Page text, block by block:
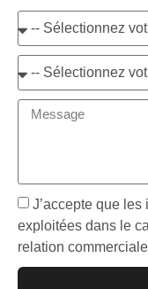
J’accepte que
exploitées dans le
relation